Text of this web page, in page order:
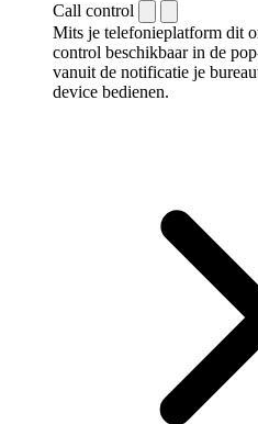
Call control
Mits je telefonieplatform dit
control beschikbaar in de
vanuit de notificatie je
device bedienen.